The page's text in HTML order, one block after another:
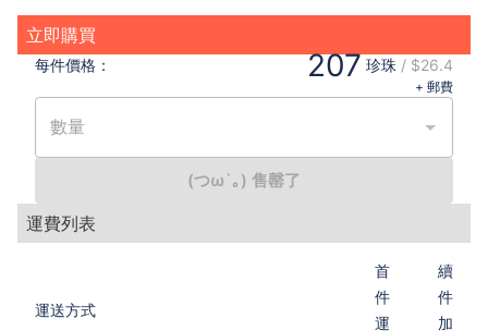
🌟此商品是由飛天奶茶負責發貨🌟
立即購買
每件價格： 207 珍珠 / $26.4
+ 郵費
數量
(つω`｡) 售罄了
運費列表
運送方式
首
件
運
續
件
加